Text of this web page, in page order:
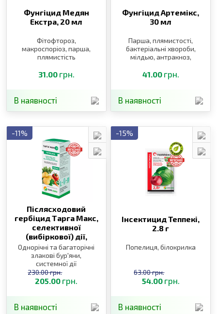
Фунгіцид Медян
Екстра, 20 мл
Фітофтороз,
макроспоріоз, парша,
плямистість
31.00 грн.
В наявності
Фунгіцид Артемікс,
30 мл
Парша, плямистості,
бактеріальні хвороби,
мілдью, антракноз,
альтернаріоз,
кучерявість персика,
41.00 грн.
В наявності
-11%
Післясходовий
гербіцид Тарга Макс,
селективної
(вибіркової) дії,
100 мл
Однорічні та багаторічні
злакові бур′яни,
системної дії
205.00 грн.
230.00 грн.
В наявності
-15%
Інсектицид Теппекі,
2.8 г
Попелиця, білокрилка
54.00 грн.
63.00 грн.
В наявності